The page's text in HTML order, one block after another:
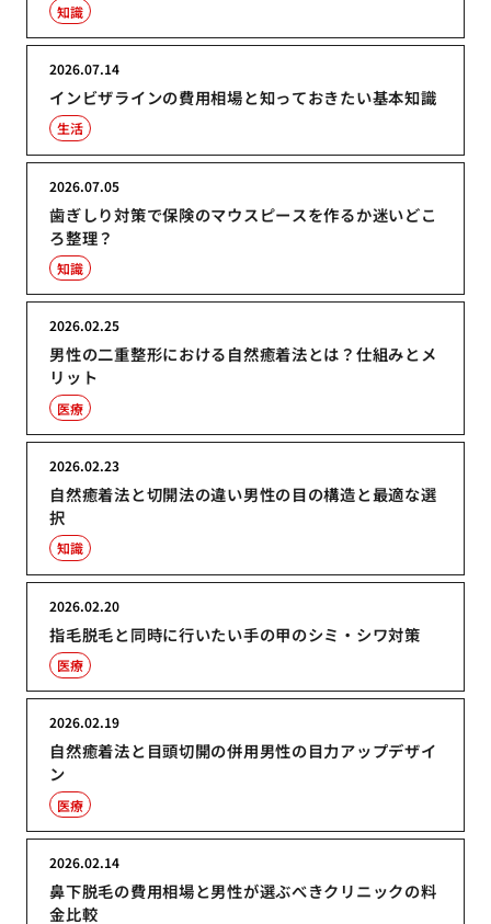
知識
インビザラインの費用相場と知っておきたい基本知識
2026.07.14
生活
歯ぎしり対策で保険のマウスピースを作るか迷いどこ
ろ整理？
2026.07.05
知識
男性の二重整形における自然癒着法とは？仕組みとメ
リット
2026.02.25
医療
自然癒着法と切開法の違い男性の目の構造と最適な選
択
2026.02.23
知識
指毛脱毛と同時に行いたい手の甲のシミ・シワ対策
2026.02.20
医療
自然癒着法と目頭切開の併用男性の目力アップデザイ
ン
2026.02.19
医療
鼻下脱毛の費用相場と男性が選ぶべきクリニックの料
金比較
2026.02.14